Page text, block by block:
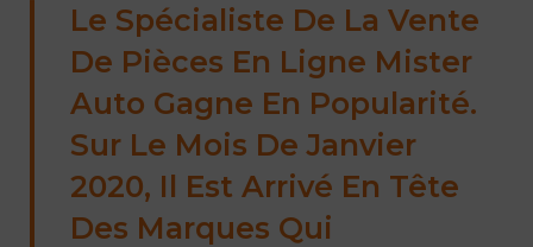
Le Spécialiste De La Vente
De Pièces En Ligne Mister
Auto Gagne En Popularité.
Sur Le Mois De Janvier
2020, Il Est Arrivé En Tête
Des Marques Qui